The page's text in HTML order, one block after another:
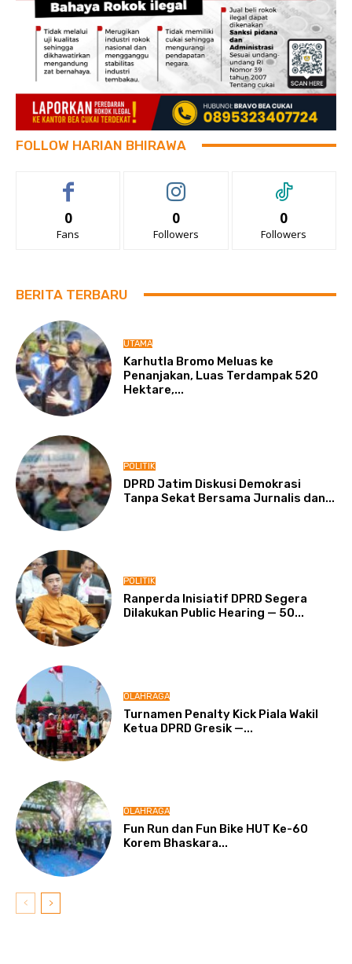
FOLLOW HARIAN BHIRAWA
0
Fans
0
Followers
0
Followers
BERITA TERBARU
UTAMA
Karhutla Bromo Meluas ke
Penanjakan, Luas Terdampak 520
Hektare,...
POLITIK
DPRD Jatim Diskusi Demokrasi
Tanpa Sekat Bersama Jurnalis dan...
POLITIK
Ranperda Inisiatif DPRD Segera
Dilakukan Public Hearing — 50...
OLAHRAGA
Turnamen Penalty Kick Piala Wakil
Ketua DPRD Gresik —...
OLAHRAGA
Fun Run dan Fun Bike HUT Ke-60
Korem Bhaskara...